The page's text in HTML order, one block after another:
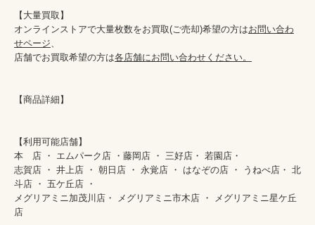
【大量買取】
オンラインストアで大量枚数をお買取(ご売却)希望の方はお問い合わ
せページ
店舗でお買取希望の方は各店舗にお問い合わせください。
【商品詳細】
【利用可能店舗】
本　店 ・ エムパーク店 ・藤岡店 ・ 三好店・ 若園店・
志賀店 ・ 井上店 ・ 朝日店 ・ 永覚店 ・ はなぞの店 ・ うねべ店・ 北
斗店 ・ 五ケ丘店 ・
メグリアミニ加茂川店・ メグリアミニ市木店 ・ メグリアミニ星ケ丘
店